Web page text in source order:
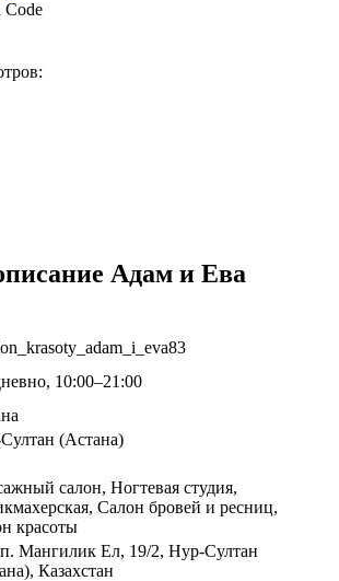
Адам и Ева
10:00–21:00
(Астана)
салон, Ногтевая студия,
Салон бровей и ресниц,
красоты
Мангилик Ел, 19/2, Нур-Султан
Казахстан